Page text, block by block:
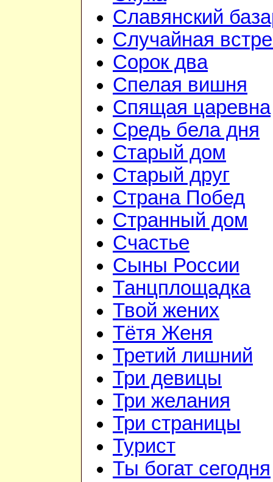
Славянский
Случайная
Сорок два
Спелая вишня
Спящая царевна
Средь бела дня
Старый дом
Старый друг
Страна Побед
Странный дом
Счастье
Сыны России
Танцплощадка
Твой жених
Тётя Женя
Третий лишний
Три девицы
Три желания
Три страницы
Турист
Ты богат сегодня